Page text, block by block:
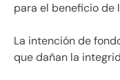
para el beneficio de
La intención de
que dañan la